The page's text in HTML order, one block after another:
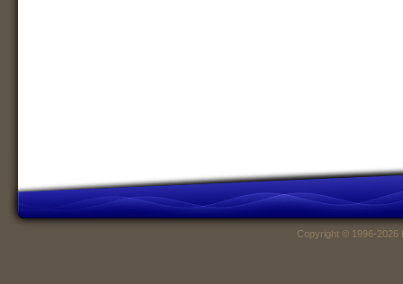
Copyright © 1996-2026